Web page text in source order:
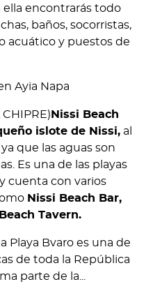
encontrarás todo
baños, socorristas,
acuático y puestos de
CHIPRE) Nissi Beach
islote de Nissi, al
que las aguas son
Es una de las playas
cuenta con varios
Nissi Beach Bar,
Tavern.